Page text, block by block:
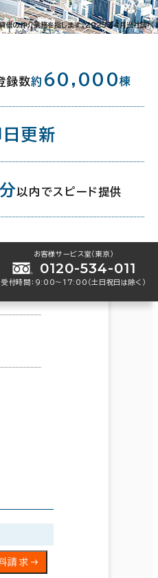
口 7分
請求
借の仲介業務を指します。2023年4月当社調べ
録数約 60,000棟
更新
以内でスピード提供
お客様サービス室（東京）
0120-534-011
受付時間：9:00〜17:00（土日祝日は除く）